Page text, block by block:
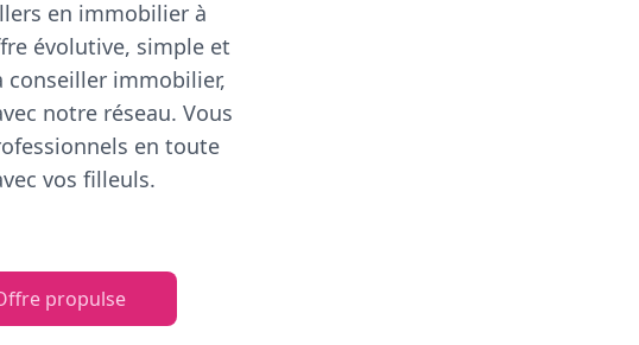
en immobilier à
évolutive, simple et
conseiller immobilier,
notre réseau. Vous
en toute
vos filleuls.
propulse